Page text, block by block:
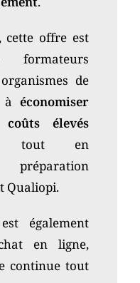
, cette offre est
de
à économiser
élevés
tout en
Qualiopi.
également
en ligne,
continue tout